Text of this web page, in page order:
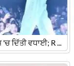
ਦਿੱਤੀ ਵਧਾਈ; R ...